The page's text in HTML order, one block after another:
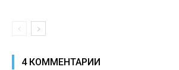
4 КОММЕНТАРИИ